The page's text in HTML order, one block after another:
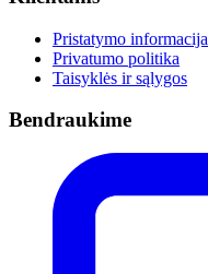
Pristatymo informacija
Privatumo politika
Taisyklės ir sąlygos
Bendraukime